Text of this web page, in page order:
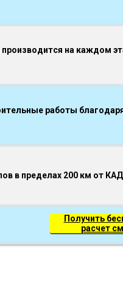
производится на каждом
работы
в пределах 200 км от
Получить
расчет